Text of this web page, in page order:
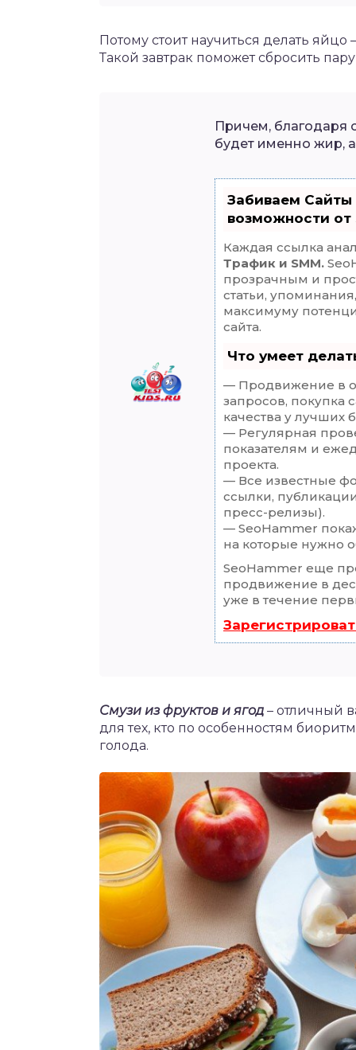
Потому стоит научиться делать
Такой завтрак поможет сбросить
Причем, благодаря
будет именно жир,
Забиваем
возможности от
Каждая ссылка
Трафик и SMM.
прозрачным и
статьи,
максимуму
сайта.
Что умеет
— Продвижение в
запросов, покупка
качества у лучших
— Регулярная
показателям и
проекта.
— Все известные
ссылки,
пресс-релизы).
— SeoHammer
на которые нужно
SeoHammer еще
продвижение в
уже в течение
Смузи из фруктов и ягод – отличный
для тех, кто по особенностям
голода.